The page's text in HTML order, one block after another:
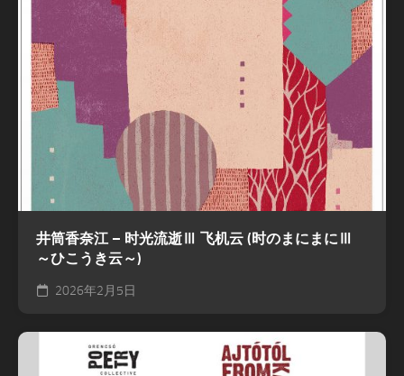
井筒香奈江 – 时光流逝Ⅲ 飞机云 (时のまにまにⅢ
～ひこうき云～)
2026年2月5日